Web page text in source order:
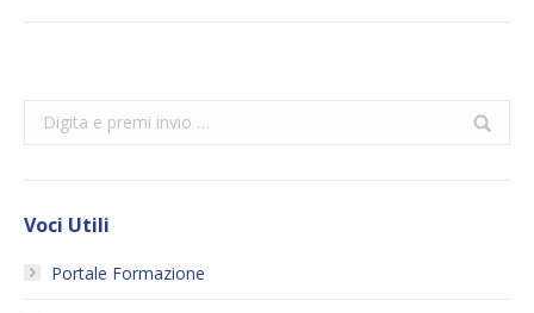
Search:
Voci Utili
Portale Formazione